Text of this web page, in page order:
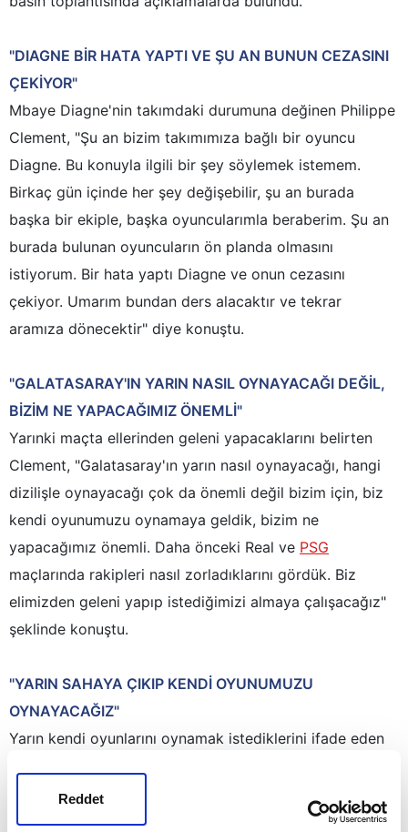
Reddet
"DIAGNE BİR HATA YAPTI VE ŞU AN BUNUN CEZASINI
ÇEKİYOR"
Mbaye Diagne'nin takımdaki durumuna değinen Philippe
Clement, "Şu an bizim takımımıza bağlı bir oyuncu
Diagne. Bu konuyla ilgili bir şey söylemek istemem.
Birkaç gün içinde her şey değişebilir, şu an burada
başka bir ekiple, başka oyuncularımla beraberim. Şu an
burada bulunan oyuncuların ön planda olmasını
istiyorum. Bir hata yaptı Diagne ve onun cezasını
çekiyor. Umarım bundan ders alacaktır ve tekrar
aramıza dönecektir" diye konuştu.
"GALATASARAY'IN YARIN NASIL OYNAYACAĞI DEĞİL,
BİZİM NE YAPACAĞIMIZ ÖNEMLİ"
Yarınki maçta ellerinden geleni yapacaklarını belirten
Clement, "Galatasaray'ın yarın nasıl oynayacağı, hangi
dizilişle oynayacağı çok da önemli değil bizim için, biz
kendi oyunumuzu oynamaya geldik, bizim ne
yapacağımız önemli. Daha önceki Real ve PSG
maçlarında rakipleri nasıl zorladıklarını gördük. Biz
elimizden geleni yapıp istediğimizi almaya çalışacağız"
şeklinde konuştu.
"YARIN SAHAYA ÇIKIP KENDİ OYUNUMUZU
OYNAYACAĞIZ"
Yarın kendi oyunlarını oynamak istediklerini ifade eden
odaklanmıyorum. Ne tür tehlikeler oluşacağına
odaklanmak istemiyorum. Neleri daha iyi yapabiliriz,